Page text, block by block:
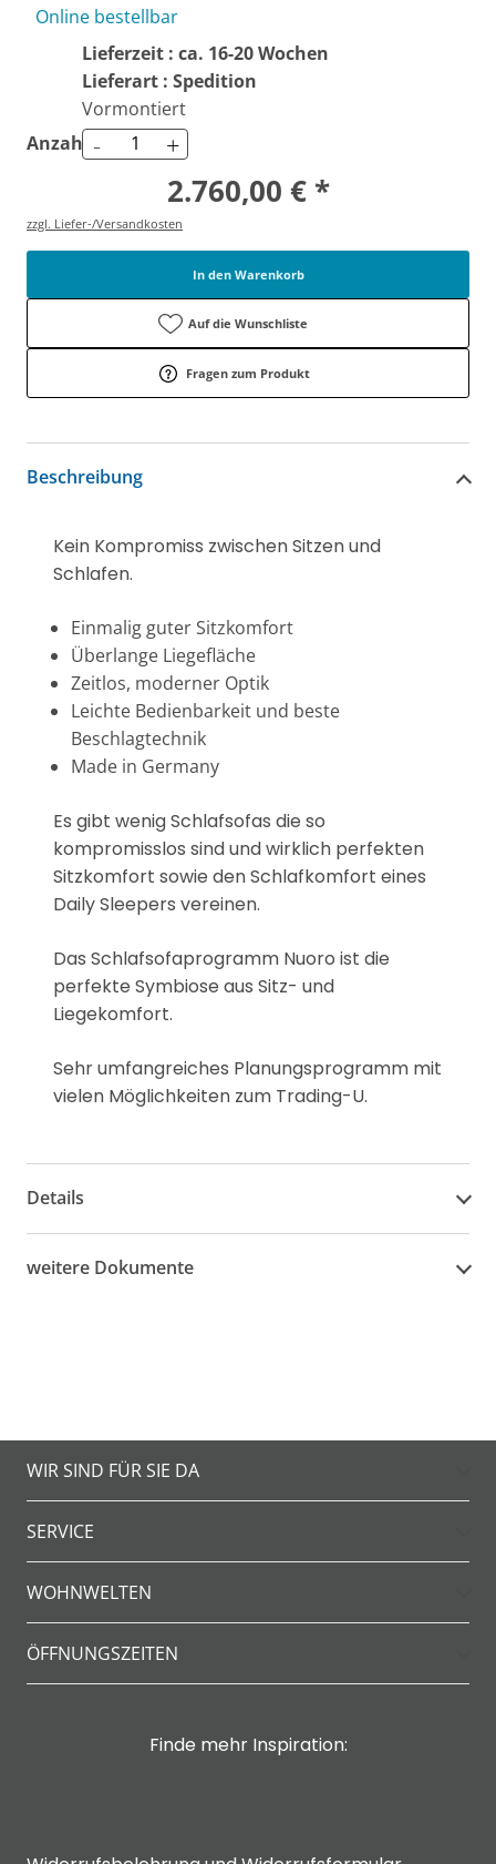
Online bestellbar
Lieferzeit : ca. 16-20 Wochen
Lieferart : Spedition
Vormontiert
Anzahl - +
2.760,00 € *
zzgl. Liefer-/Versandkosten
In den Warenkorb
Auf die Wunschliste
Fragen zum Produkt
Beschreibung
Kein Kompromiss zwischen Sitzen und
Schlafen.
Einmalig guter Sitzkomfort
Überlange Liegefläche
Zeitlos, moderner Optik
Leichte Bedienbarkeit und beste
Beschlagtechnik
Made in Germany
Es gibt wenig Schlafsofas die so
kompromisslos sind und wirklich perfekten
Sitzkomfort sowie den Schlafkomfort eines
Daily Sleepers vereinen.
Das Schlafsofaprogramm Nuoro ist die
perfekte Symbiose aus Sitz- und
Liegekomfort.
Sehr umfangreiches Planungsprogramm mit
vielen Möglichkeiten zum Trading-U.
Details
weitere Dokumente
WIR SIND FÜR SIE DA
SERVICE
WOHNWELTEN
ÖFFNUNGSZEITEN
Finde mehr Inspiration: